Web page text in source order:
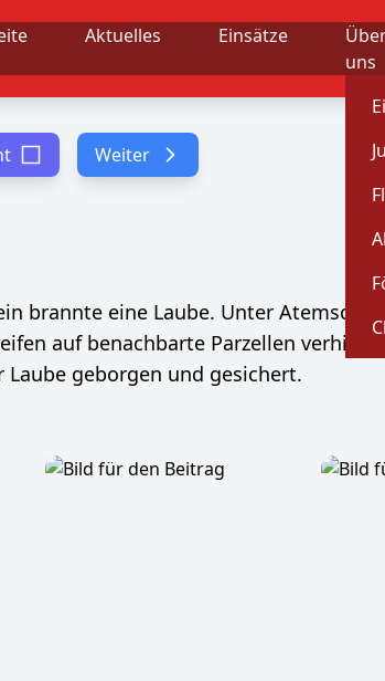
Aktuelles Einsätze
uns
Weiter
brannte eine Laube. Unter
auf benachbarte Parzellen
Laube geborgen und gesichert.